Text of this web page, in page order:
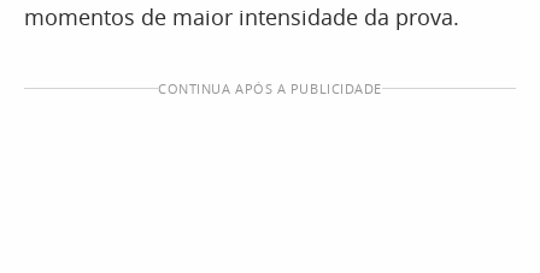
momentos de maior intensidade da prova.
CONTINUA APÓS A PUBLICIDADE